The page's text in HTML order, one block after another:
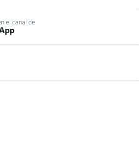
el canal de